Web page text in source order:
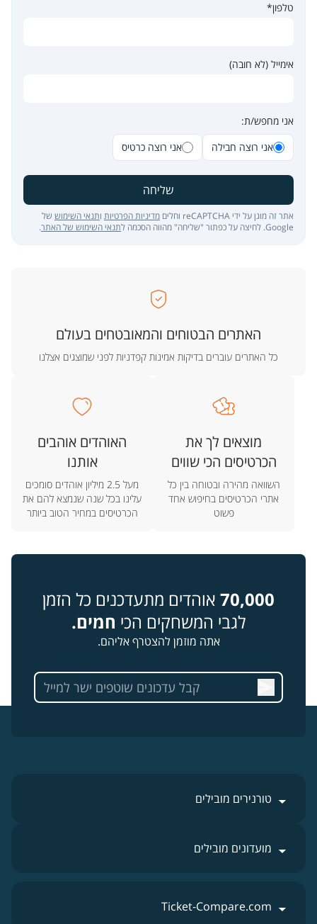
טלפון*
אימייל (לא חובה)
אני מחפש/ת:
אני רוצה חבילה
אני רוצה כרטיס
שליחה
אתר זה מוגן על ידי reCAPTCHA וחלים מדיניות הפרטיות ותנאי השימוש של
Google. לחיצה על כפתור "שליחה" מהווה הסכמה ל
תנאי השימוש של האתר.
האתרים הבטוחים והמאובטחים בעולם
כל האתרים עוברים בדיקות אמינות קפדניות לפני שמוצגים אצלנו
מוצאים לך את
הכרטיסים הכי שווים
השוואה מהירה ובטוחה בין כל
אתרי הכרטיסים בחיפוש אחד
פשוט
האוהדים אוהבים
אותנו
מעל 2.5 מיליון אוהדים סומכים
עלינו בכל שנה שנמצא להם את
הכרטיסים במחיר הטוב ביותר
70,000 אוהדים מתעדכנים כל הזמן
לגבי המשחקים הכי חמים.
אתה מוזמן להצטרף אליהם.
טורנירים מובילים
מועדונים מובילים
Ticket-Compare.com